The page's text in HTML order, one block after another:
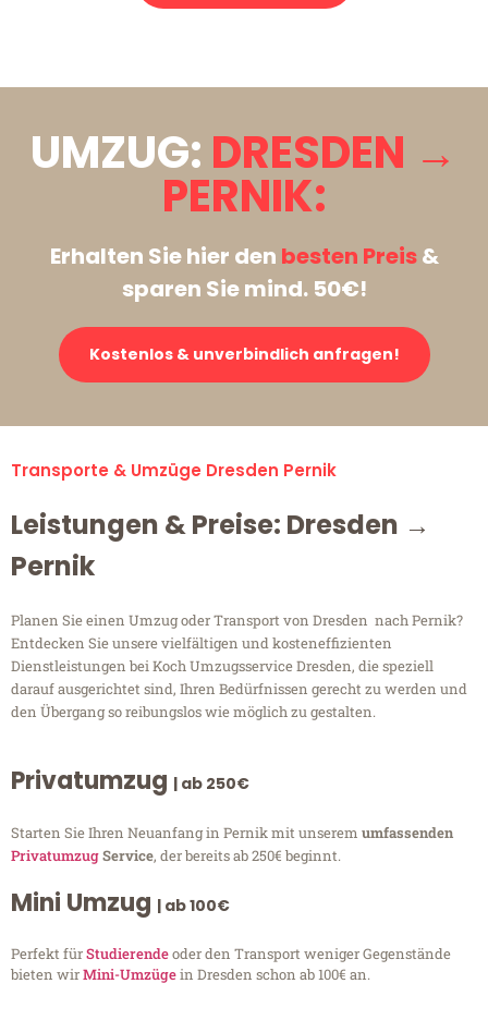
UMZUG: DRESDEN →
PERNIK:
Erhalten Sie hier den besten Preis&
sparen Sie mind. 50€!
Kostenlos & unverbindlich anfragen!
Transporte & Umzüge Dresden Pernik
Leistungen & Preise: Dresden →
Pernik
Planen Sie einen Umzug oder Transport von Dresden nach Pernik?
Entdecken Sie unsere vielfältigen und kosteneffizienten
Dienstleistungen bei Koch Umzugsservice Dresden, die speziell
darauf ausgerichtet sind, Ihren Bedürfnissen gerecht zu werden und
den Übergang so reibungslos wie möglich zu gestalten.
Privatumzug | ab 250€
Starten Sie Ihren Neuanfang in Pernik mit unserem umfassenden
PrivatumzugService, der bereits ab 250€ beginnt.
Mini Umzug | ab 100€
Perfekt fürStudierendeoder den Transport weniger Gegenstände
bieten wirMini-Umzügein Dresden schon ab 100€ an.